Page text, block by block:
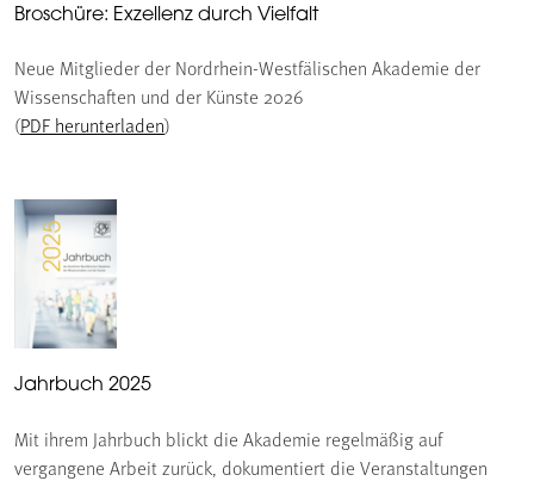
Broschüre: Exzellenz durch Vielfalt
Neue Mitglieder der Nordrhein-Westfälischen Akademie der
Wissenschaften und der Künste 2026
(PDF herunterladen)
Jahrbuch 2025
Mit ihrem Jahrbuch blickt die Akademie regelmäßig auf
vergangene Arbeit zurück, dokumentiert die Veranstaltungen